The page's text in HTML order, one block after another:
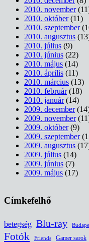
2010. november
2010. október(11)
2010. szeptember
2010. augusztus
2010. július (9)
2010. június (22)
2010. május (14)
2010. április (11)
2010. március (13)
2010. február(18)
2010. január(14)
2009. december
2009. november
2009. október(9)
2009. szeptember
2009. augusztus
2009. július (14)
2009. június (7)
2009. május (17)
Címkefelhő
betegség Blu-ray
Fotók Friends Gamer sarok